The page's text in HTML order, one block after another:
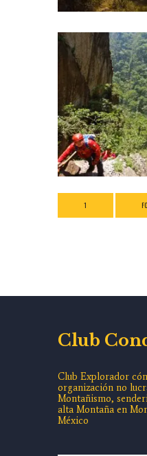
1
Club
Club Explorador
organización no
Montañismo,
alta Montaña en
México